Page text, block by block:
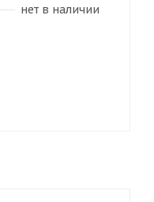
нет в наличии